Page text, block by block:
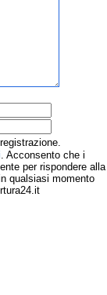
. Acconsento che i
per rispondere alla
qualsiasi momento